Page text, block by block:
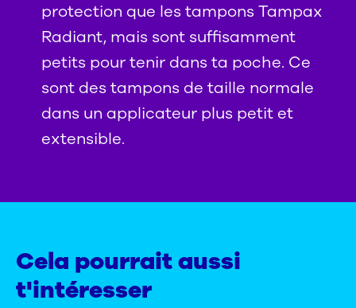
protection que les tampons Tampax
Radiant, mais sont suffisamment
petits pour tenir dans ta poche. Ce
sont des tampons de taille normale
dans un applicateur plus petit et
extensible.
Cela pourrait aussi
t'intéresser